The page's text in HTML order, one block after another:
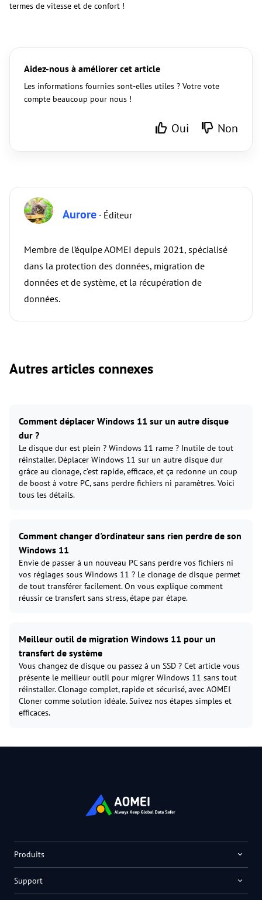
termes de vitesse et de confort !
Aidez-nous à améliorer cet article
Les informations fournies sont-elles utiles ? Votre vote
compte beaucoup pour nous !
Oui Non
Aurore · Éditeur
Membre de l’équipe AOMEI depuis 2021, spécialisé
dans la protection des données, migration de
données et de système, et la récupération de
données.
Autres articles connexes
Comment déplacer Windows 11 sur un autre disque
dur ?
Le disque dur est plein ? Windows 11 rame ? Inutile de tout
réinstaller. Déplacer Windows 11 sur un autre disque dur
grâce au clonage, c’est rapide, efficace, et ça redonne un coup
de boost à votre PC, sans perdre fichiers ni paramètres. Voici
tous les détails.
Comment changer d'ordinateur sans rien perdre de son
Windows 11
Envie de passer à un nouveau PC sans perdre vos fichiers ni
vos réglages sous Windows 11 ? Le clonage de disque permet
de tout transférer facilement. On vous explique comment
réussir ce transfert sans stress, étape par étape.
Meilleur outil de migration Windows 11 pour un
transfert de système
Vous changez de disque ou passez à un SSD ? Cet article vous
présente le meilleur outil pour migrer Windows 11 sans tout
réinstaller. Clonage complet, rapide et sécurisé, avec AOMEI
Cloner comme solution idéale. Suivez nos étapes simples et
efficaces.
Produits
Support